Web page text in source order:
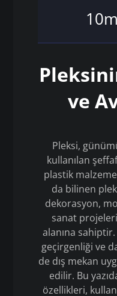
ve
Pleksi,
kullanılan
plastik
da bilinen
dekorasyon,
sanat
alanına sahiptir.
geçirgenliği ve
de dış mekan
edilir. Bu
özellikleri,